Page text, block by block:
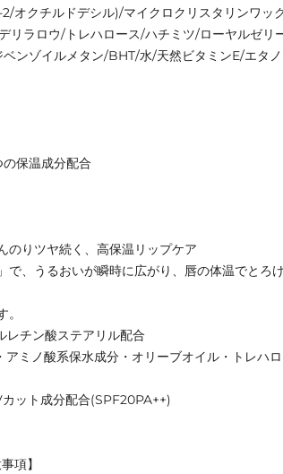
オクチルドデシル)/マイクロクリスタリンワッ
リラロウ/トレハロース/ハチミツ/ローヤルゼリ
ンゾイルメタン/BHT/水/天然ビタミンE/エタ
保温成分配合
のりツヤ続く、高保温リップケア
で、うるおいが瞬時に広がり、唇の体温でとろ
レチン酸ステアリル配合
ミノ酸系保水成分・オリーブオイル・トレハ
ット成分配合(SPF20PA++)
項】